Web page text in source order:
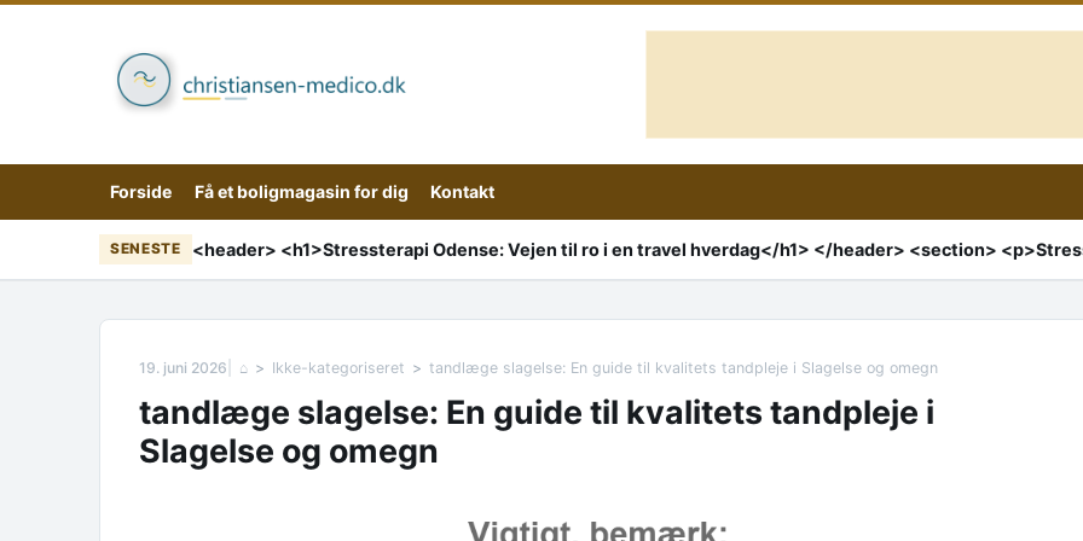
Forside Få et boligmagasin for dig Kontakt
SENESTE
19. juni 2026 ⌂ Ikke-kategoriseret tandlæge slagelse: En guide til kvalitets tandpleje i Slagelse og omegn
tandlæge slagelse: En guide til kvalitets tandpleje i
Slagelse og omegn